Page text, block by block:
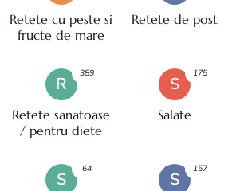
Retete cu peste si
fructe de mare
Retete de post
R
Retete sanatoase
/ pentru diete
389
S
Salate
175
S
64
S
157